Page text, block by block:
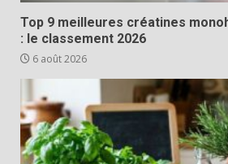
Top 9 meilleures créatines
: le classement 2026
6 août 2026